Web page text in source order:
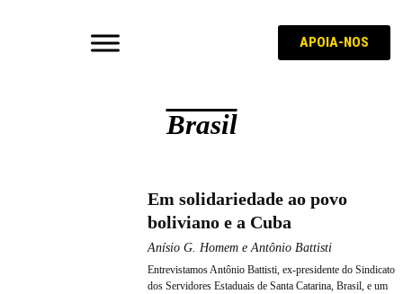
APOIA-NOS
Brasil
Em solidariedade ao povo
boliviano e a Cuba
Anísio G. Homem e Antônio Battisti
Entrevistamos Antônio Battisti, ex-presidente do Sindicato
dos Servidores Estaduais de Santa Catarina, Brasil, e um